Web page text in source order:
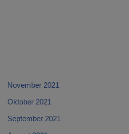
November 2021
Oktober 2021
September 2021